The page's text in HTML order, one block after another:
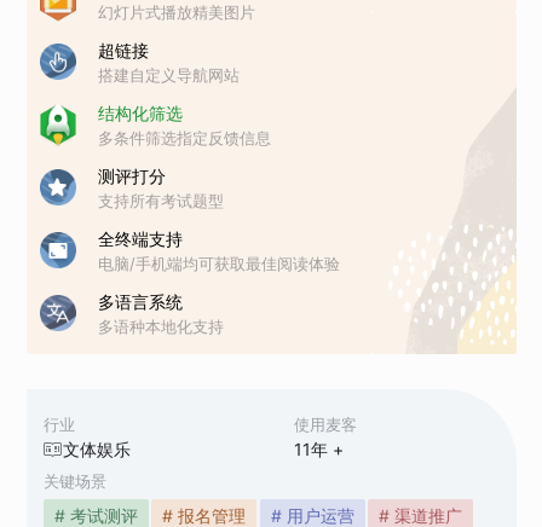
行业
文体娱乐
使用麦客
11年 +
关键场景
# 考试测评 # 报名管理 # 用户运营
# 渠道推广
幻灯片式播放精美图片
超链接
搭建自定义导航网站
结构化筛选
多条件筛选指定反馈信息
测评打分
支持所有考试题型
全终端支持
电脑/手机端均可获取最佳阅读体验
多语言系统
多语种本地化支持